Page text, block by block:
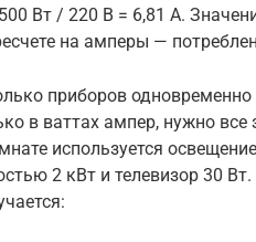
Вт / 220 В = 6,81 А.
на амперы —
приборов
в ваттах ампер, нужно
используется
2 кВт и телевизор 30